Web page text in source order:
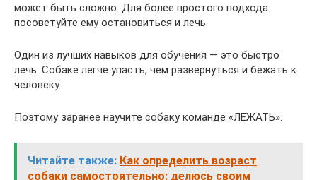
может быть сложно. Для более простого подхода
посоветуйте ему остановиться и лечь.
Один из лучших навыков для обучения — это быстро
лечь. Собаке легче упасть, чем развернуться и бежать к
человеку.
Поэтому заранее научите собаку команде «ЛЕЖАТЬ».
Читайте также: Как определить возраст
собаки самостоятельно: делюсь своим